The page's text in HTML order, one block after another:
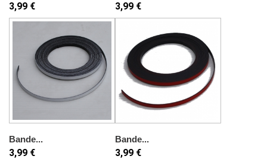
3,99 € 3,99 €
Bande...
3,99 €
Bande...
3,99 €